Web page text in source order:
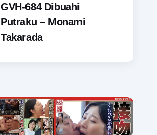
GVH-684 Dibuahi
Putraku – Monami
Takarada